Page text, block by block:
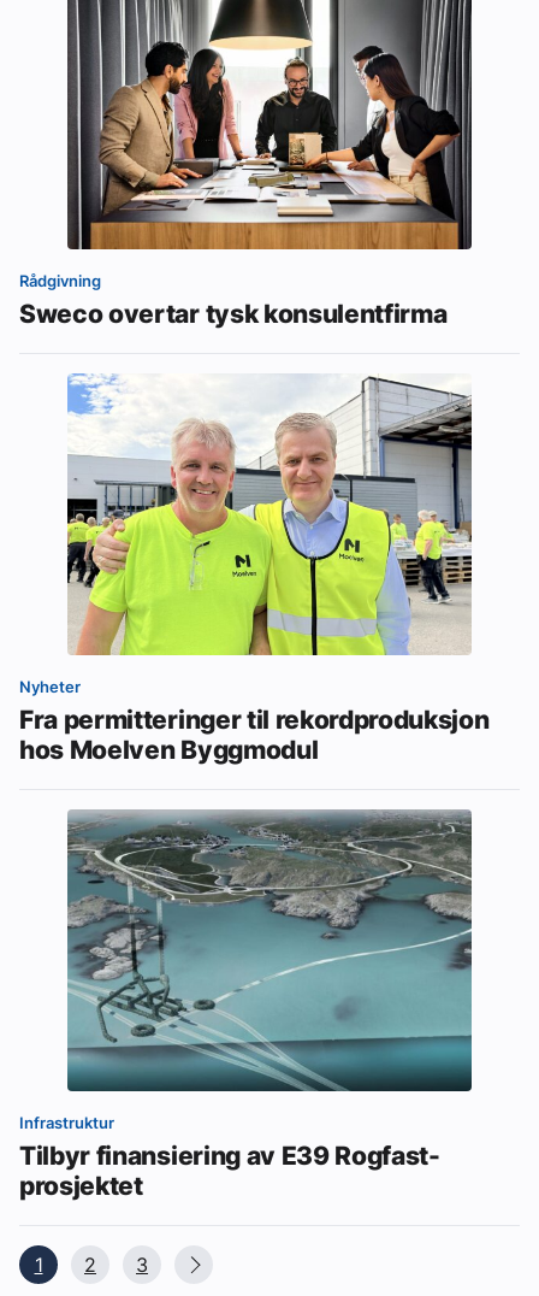
Rådgivning
Sweco overtar tysk konsulentfirma
Nyheter
Fra permitteringer til rekordproduksjon
hos Moelven Byggmodul
Infrastruktur
Tilbyr finansiering av E39 Rogfast-
prosjektet
1 2 3